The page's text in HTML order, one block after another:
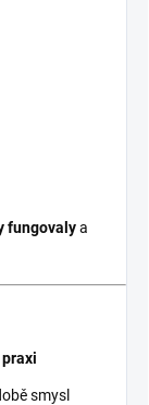
fungovalya
smysl